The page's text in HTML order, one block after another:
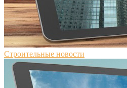
Строительные новости